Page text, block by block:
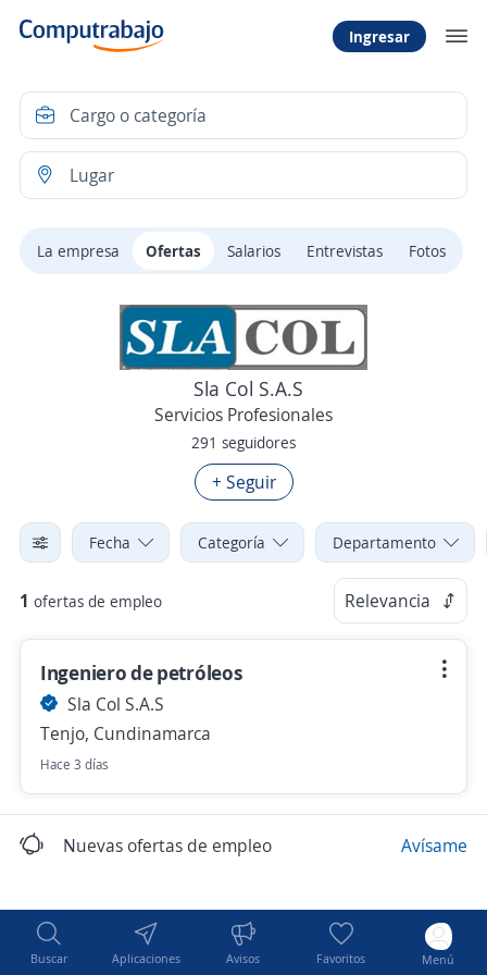
Ingresar
Buscar Aplicaciones Avisos Favoritos Menú
La empresa Ofertas Salarios Entrevistas Fotos
Sla Col S.A.S
Servicios Profesionales
291 seguidores
+ Seguir
Fecha Categoría Departamento
1 ofertas de empleo Relevancia
Ingeniero de petróleos
Sla Col S.A.S
Tenjo, Cundinamarca
Hace 3 días
Nuevas ofertas de empleo Avísame